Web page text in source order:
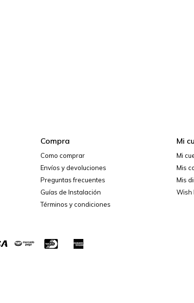
Compra
Como comprar
Envíos y devoluciones
Preguntas frecuentes
Guías de Instalación
Términos y condiciones
Mi
Mi
Mis
Mis
Wish